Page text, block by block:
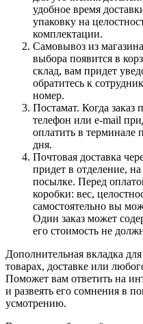
удобное время
упаковку на
комплектации.
Самовывоз из
выбора появится в
склад, вам придет
обратитесь к
номер.
Постамат. Когда заказ
телефон или e-mail
оплатить в терминале
дня.
Почтовая доставка
придет в отделение,
посылке. Перед
коробки: вес,
самостоятельно вы
Один заказ может
его стоимость не
Дополнительная вкладка
товарах, доставке или
Поможет вам ответить на
и развеять его сомнения в
усмотрению.